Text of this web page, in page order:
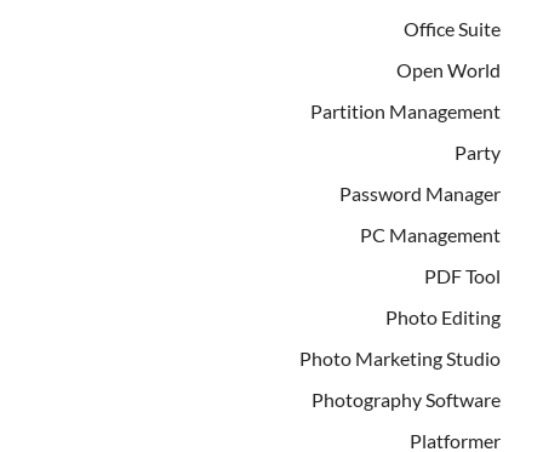
Office Suite
Open World
Partition Management
Party
Password Manager
PC Management
PDF Tool
Photo Editing
Photo Marketing Studio
Photography Software
Platformer